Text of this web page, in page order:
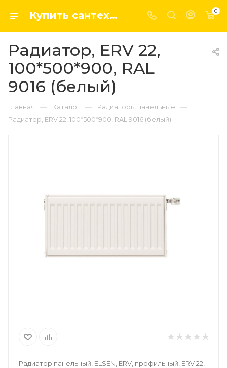
Купить сантехнику, системы отопление и водоснабжения оптом и в розницу в интернет-магазине elsen-opt.ru 0
Радиатор, ERV 22,
100*500*900, RAL
9016 (белый)
Главная — Каталог — Радиаторы панельные —
Радиатор, ERV 22, 100*500*900, RAL 9016 (белый)
Радиатор панельный, ELSEN, ERV, профильный, ERV 22,